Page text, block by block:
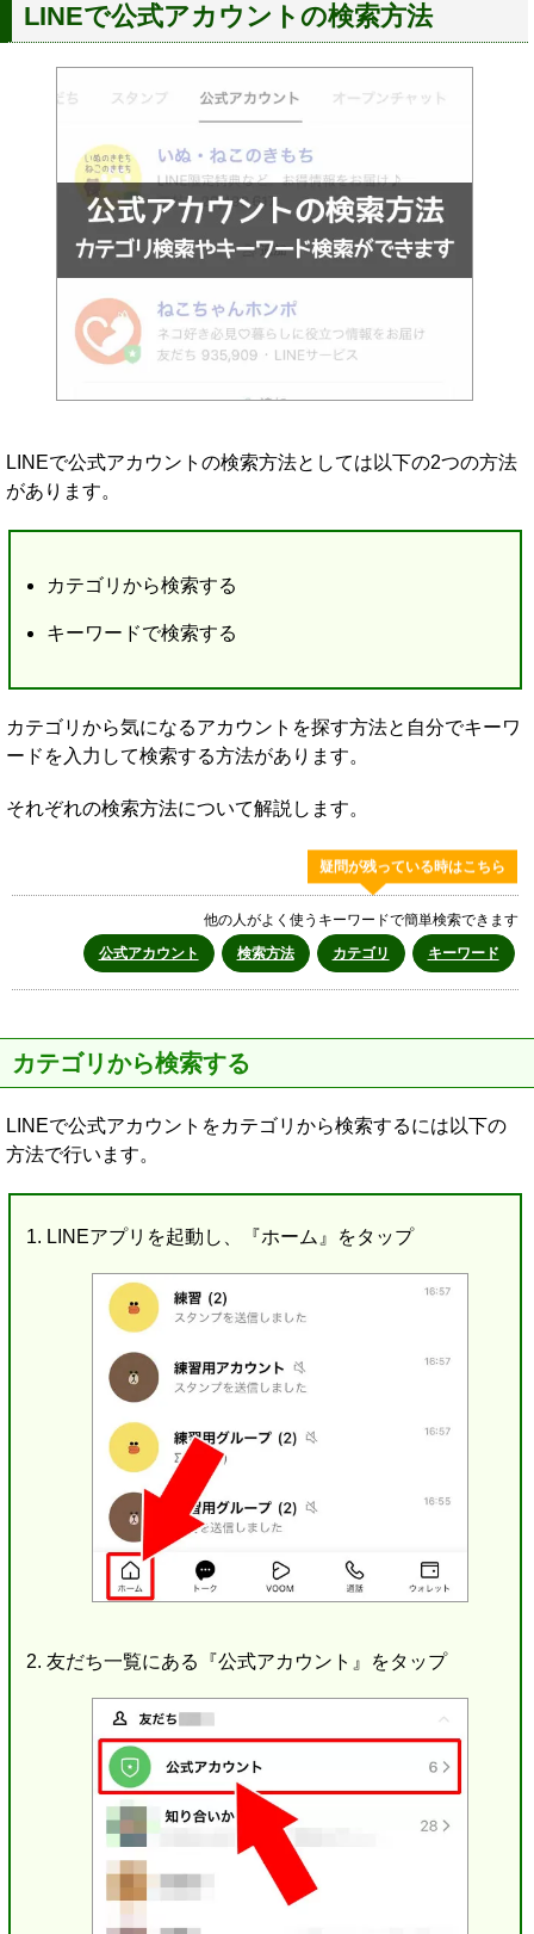
LINEで公式アカウントの検索方法
LINEで公式アカウントの検索方法としては以下の2つの方法
があります。
カテゴリから検索する
キーワードで検索する
カテゴリから気になるアカウントを探す方法と自分でキーワ
ードを入力して検索する方法があります。
それぞれの検索方法について解説します。
疑問が残っている時はこちら
他の人がよく使うキーワードで簡単検索できます
公式アカウント
検索方法 カテゴリ キーワード
カテゴリから検索する
LINEで公式アカウントをカテゴリから検索するには以下の
方法で行います。
LINEアプリを起動し、『ホーム』をタップ
友だち一覧にある『公式アカウント』をタップ